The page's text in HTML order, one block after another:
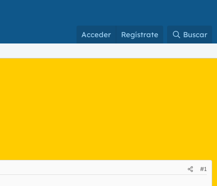
Acceder Regístrate Buscar
#1